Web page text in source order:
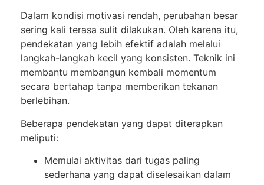
Dalam kondisi motivasi rendah, perubahan besar
sering kali terasa sulit dilakukan. Oleh karena itu,
pendekatan yang lebih efektif adalah melalui
langkah-langkah kecil yang konsisten. Teknik ini
membantu membangun kembali momentum
secara bertahap tanpa memberikan tekanan
berlebihan.
Beberapa pendekatan yang dapat diterapkan
meliputi:
Memulai aktivitas dari tugas paling
sederhana yang dapat diselesaikan dalam